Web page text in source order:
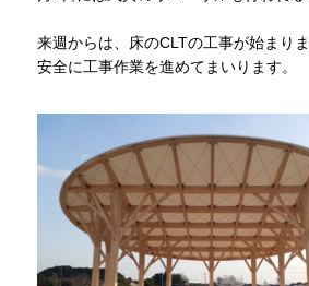
来週からは、床のCLTの工事が始まり
安全に工事作業を進めてまいります。